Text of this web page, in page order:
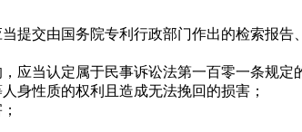
交由国务院专利行政部门作出的检索报告
当认定属于民事诉讼法第一百零一条规定
性质的权利且造成无法挽回的损害；